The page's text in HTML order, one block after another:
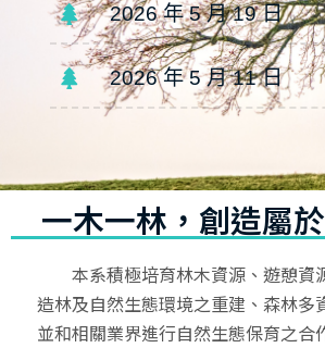
2026 年 5 月 19 日
2026 年 5 月 11 日
一木一林，創造屬
本系積極培育林木資源、遊憩資
造林及自然生態環境之重建、森林
並和相關業界進行自然生態保育之